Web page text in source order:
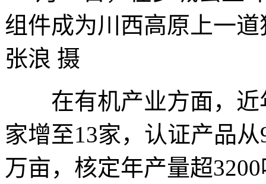
组件成为川西高原上
张浪 摄
在有机产业方面，近
家增至13家，认证产品
万亩，核定年产量超